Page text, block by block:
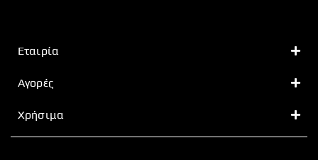
Εταιρία
Αγορές
Χρήσιμα